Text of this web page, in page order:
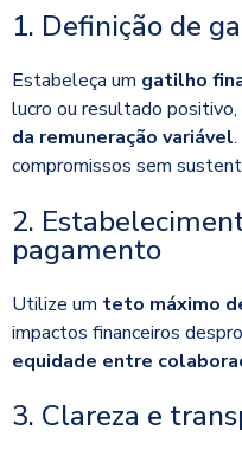
1. Definição de
Estabeleça um gatilho
lucro ou resultado positivo,
da remuneração variável
compromissos sem
2.
pagamento
Utilize um teto máximo
impactos financeiros
equidade entre
3. Clareza e